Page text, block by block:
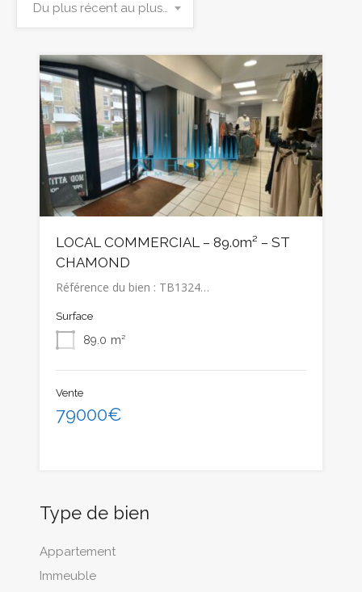
Du plus récent au plus ancien
LOCAL COMMERCIAL – 89.0m² – ST
CHAMOND
Référence du bien : TB1324…
Surface
89.0 m²
Vente
79000€
Type de bien
Appartement
Immeuble